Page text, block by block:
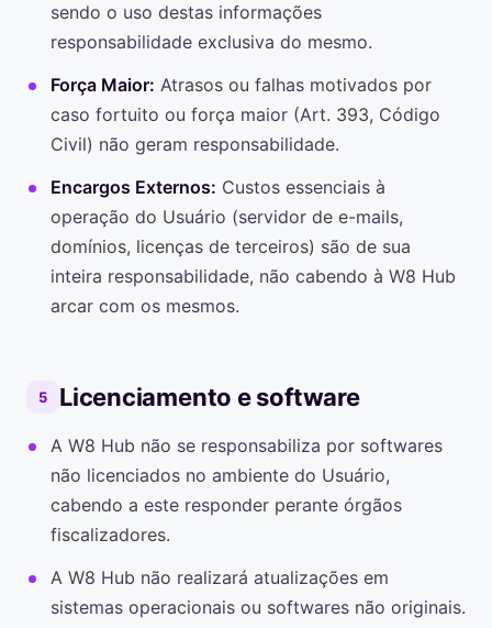
sendo o uso destas informações
responsabilidade exclusiva do mesmo.
Força Maior: Atrasos ou falhas motivados por
caso fortuito ou força maior (Art. 393, Código
Civil) não geram responsabilidade.
Encargos Externos: Custos essenciais à
operação do Usuário (servidor de e-mails,
domínios, licenças de terceiros) são de sua
inteira responsabilidade, não cabendo à W8 Hub
arcar com os mesmos.
5 Licenciamento e software
A W8 Hub não se responsabiliza por softwares
não licenciados no ambiente do Usuário,
cabendo a este responder perante órgãos
fiscalizadores.
A W8 Hub não realizará atualizações em
sistemas operacionais ou softwares não originais.